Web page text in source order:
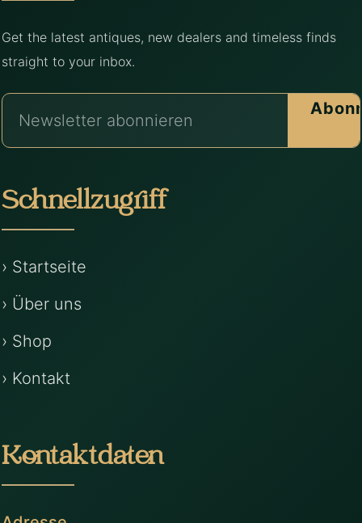
Get the latest antiques, new dealers and timeless finds
straight to your inbox.
Schnellzugriff
› Startseite
› Über uns
› Shop
› Kontakt
Kontaktdaten